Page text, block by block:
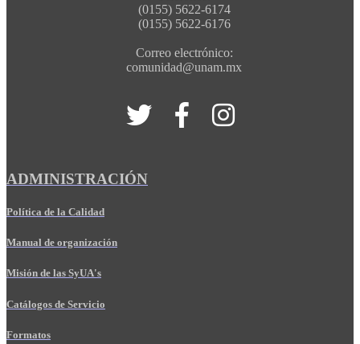
(0155) 5622-6174
(0155) 5622-6176
Correo electrónico:
comunidad@unam.mx
ADMINISTRACIÓN
Política de la Calidad
Manual de organización
Misión de las SyUA's
Catálogos de Servicio
Formatos